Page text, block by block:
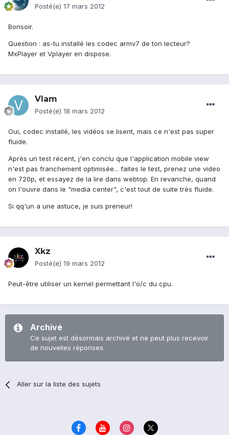
Posté(e) 17 mars 2012
Bonsoir.
Question : as-tu installé les codec armv7 de ton lecteur?
MxPlayer et Vplayer en dispose.
Vlam
Posté(e) 18 mars 2012
Oui, codec installé, les vidéos se lisent, mais ce n'est pas super
fluide.
Après un test récent, j'en conclu que l'application mobile view
n'est pas franchement optimisée... faites le test, prenez une video
en 720p, et essayez de la lire dans webtop. En revanche, quand
on l'ouvre dans le "media center", c'est tout de suite très fluide.
Si qq'un a une astuce, je suis preneur!
Xkz
Posté(e) 19 mars 2012
Peut-être utiliser un kernel permettant l'o/c du cpu.
Archivé
Ce sujet est désormais archivé et ne peut plus recevoir
de nouvelles réponses.
Aller sur la liste des sujets